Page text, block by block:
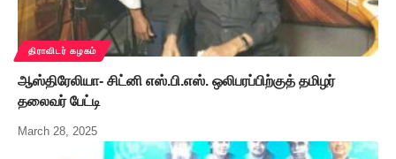
திராவிடர் கழகம்
ஆஸ்திரேலியா- சிட்னி எஸ்.பி.எஸ். ஒலிபரப்பிற்குத் தமிழர்
தலைவர் பேட்டி
March 28, 2025